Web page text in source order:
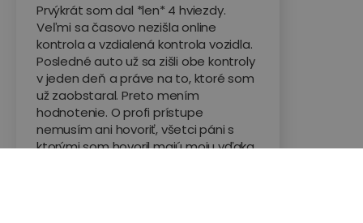
Prvýkrát som dal *len* 4 hviezdy.
Veľmi sa časovo nezišla online
kontrola a vzdialená kontrola vozidla.
Posledné auto už sa zišli obe kontroly
v jeden deň a práve na to, ktoré som
už zaobstaral. Preto mením
hodnotenie. O profi prístupe
nemusím ani hovoriť, všetci páni s
ktorými som hovoril majú moju vďaka.